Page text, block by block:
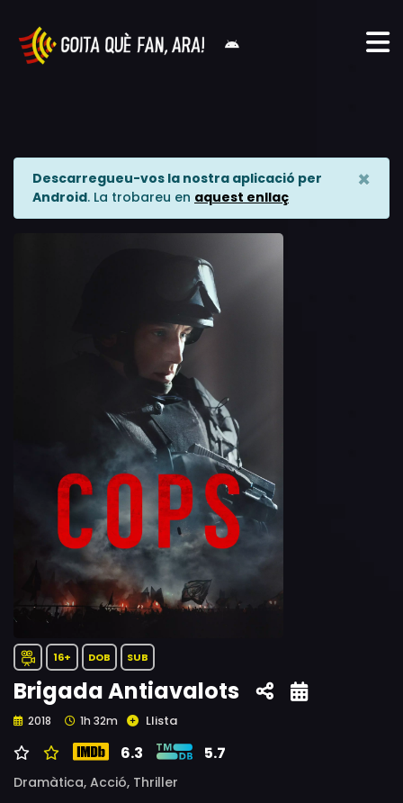
Descarregueu-vos la nostra aplicació per
Android. La trobareu en aquest enllaç
×
16+ DOB SUB
Brigada Antiavalots
2018 1h 32m Llista
6.3 5.7
Dramàtica, Acció, Thriller